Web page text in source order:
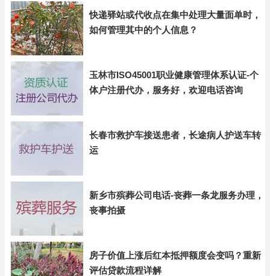
快递驿站或代收点在集中处理大量面单时，
如何管理其中的个人信息？
玉林市ISO45001职业健康管理体系认证-个
体户注册代办，服务好，欢迎电话咨询
长春市救护车接送患者，长途病人护送车转
运
新乡市殡葬公司电话-丧葬一条龙服务办理，
丧事拍摄
房子价值上涨后红本抵押额度会变吗？重新
评估贷款流程详解